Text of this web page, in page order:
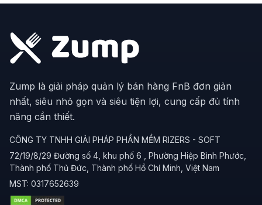
Zump là giải pháp quản lý bán hàng FnB đơn giản
nhất, siêu nhỏ gọn và siêu tiện lợi, cung cấp đủ tính
năng cần thiết.
CÔNG TY TNHH GIẢI PHÁP PHẦN MỀM RIZERS - SOFT
72/19/8/29 Đường số 4, khu phố 6 , Phường Hiệp Bình Phước,
Thành phố Thủ Đức, Thành phố Hồ Chí Minh, Việt Nam
MST: 0317652639